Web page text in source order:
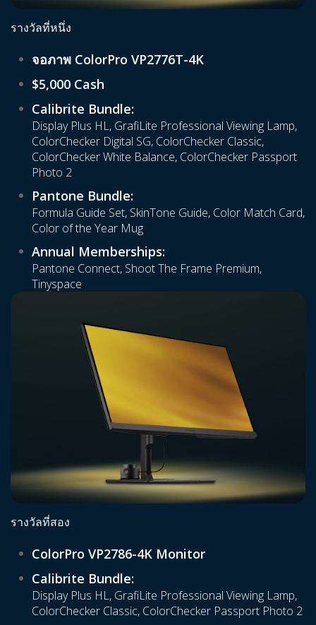
รางวัลที่หนึ่ง
จอภาพ ColorPro VP2776T-4K
$5,000 Cash
Calibrite Bundle:
Display Plus HL, GrafiLite Professional Viewing Lamp,
ColorChecker Digital SG, ColorChecker Classic,
ColorChecker White Balance, ColorChecker Passport
Photo 2
Pantone Bundle:
Formula Guide Set, SkinTone Guide, Color Match Card,
Color of the Year Mug
Annual Memberships:
Pantone Connect, Shoot The Frame Premium,
Tinyspace
รางวัลที่สอง
ColorPro VP2786-4K Monitor
Calibrite Bundle:
Display Plus HL, GrafiLite Professional Viewing Lamp,
ColorChecker Classic, ColorChecker Passport Photo 2